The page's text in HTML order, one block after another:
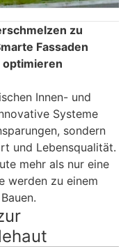
zu
Fassaden
optimieren
Innen- und
Systeme
sondern
und Lebensqualität.
mehr als nur eine
werden zu einem